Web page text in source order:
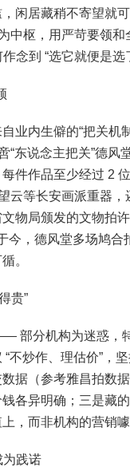
闲居藏稍不寄望
中枢，用严苛要领
念到 “选它就便是选
业内生僻的“把关
“东说念主把关”德
件作品至少经过 2
云等长安画派重器
物局颁发的文物拍
，德风堂多场鸠
。
贵”
部分机构为迷惑
炒作、理估价”，
据（参考雅昌拍数
各异明确；三是藏
，而非机构的营销
为践诺